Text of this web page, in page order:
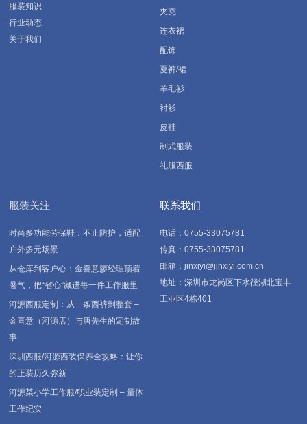
服装知识
行业动态
关于我们
夹克
连衣裙
配饰
夏裤/裙
羊毛衫
衬衫
皮鞋
制式服装
礼服西服
服装关注
时尚多功能劳保鞋：不止防护，适配
户外多元场景
从仓库到客户心：金喜意廖经理顶着
暑气，把“省心”藏进每一件工作服里
河源西服定制：从一条西裤到整套 –
金喜意（河源店）与唐先生的定制故
事
深圳西服/河源西装保养全攻略：让你
的正装历久弥新
河源某小学工作服/职业装定制 – 量体
工作纪实
联系我们
电话：0755-33075781
传真：0755-33075781
邮箱：jinxiyi@jinxiyi.com.cn
地址：深圳市龙岗区下水径湖北宝丰
工业区4栋401